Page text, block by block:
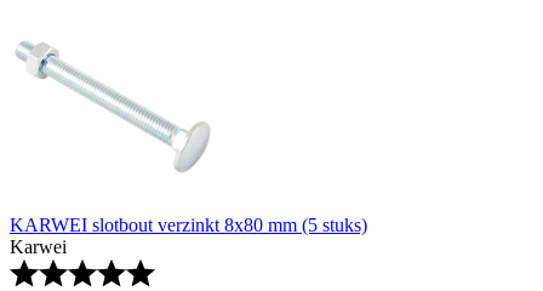
KARWEI slotbout verzinkt 8x80 mm (5 stuks)
Karwei